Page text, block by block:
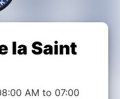
la Saint
AM to 07:00